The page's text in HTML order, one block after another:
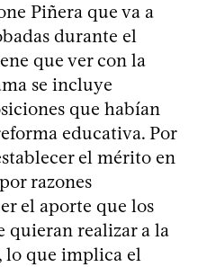
Piñera que va a
durante el
que ver con la
se incluye
que habían
educativa. Por
el mérito en
razones
el aporte que los
quieran realizar a la
lo que implica el